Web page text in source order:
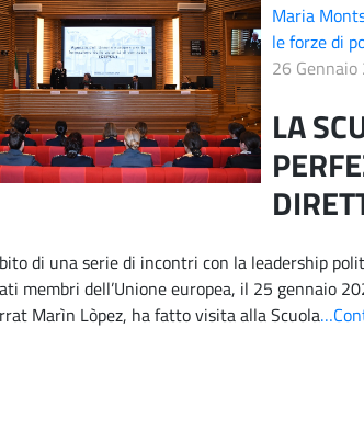
Maria
le forze di
26 Gennaio
LA
di una serie di incontri con la leadership
membri dell’Unione europea, il 25 gennaio
Marìn Lòpez, ha fatto visita alla Scuola